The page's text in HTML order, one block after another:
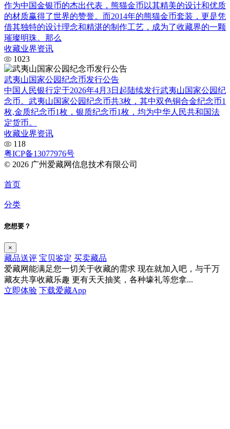
作为中国金银币的杰出代表，熊猫金币以其精美的设计和优质
的材质赢得了世界的赞誉。而2014年的熊猫金币套装，更是凭
借其独特的设计理念和精湛的制作工艺，成为了收藏界的一颗
璀璨明珠。那么
收藏业界资讯
1023
武夷山国家公园纪念币发行公告
中国人民银行定于2026年4月3日起陆续发行武夷山国家公园纪
念币。武夷山国家公园纪念币共3枚，其中双色铜合金纪念币1
枚,金质纪念币1枚，银质纪念币1枚，均为中华人民共和国法
定货币。
收藏业界资讯
118
粤ICP备13077976号
© 2026 广州爱藏网信息技术有限公司
首页
分类
您想要？
×
藏品送评 宝贝鉴定 买卖藏品
爱藏网能满足您一切关于收藏的需求 现在就加入吧，与千万
藏友共享收藏乐趣 更有天天抽奖，各种壕礼等您拿...
立即体验 下载爱藏App